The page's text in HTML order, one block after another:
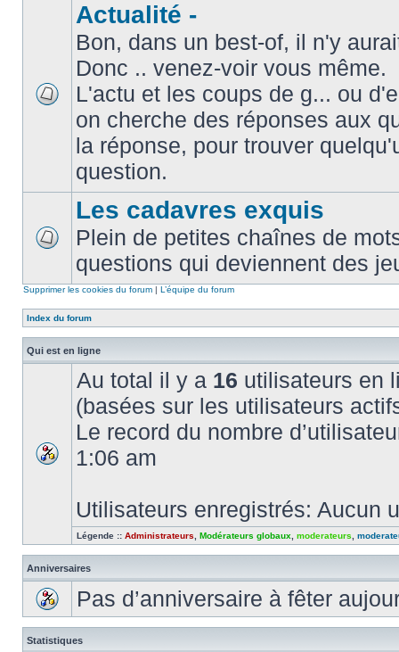
Actualité -
Bon, dans un best-of, il n'y
Donc .. venez-voir vous même.
L'actu et les coups de g... ou
on cherche des réponses aux
la réponse, pour trouver
question.
Les cadavres exquis
Plein de petites chaînes de
questions qui deviennent des
Supprimer les cookies du forum | L’équipe du forum
Index du forum
Qui est en ligne
Au total il y a 16 utilisateurs en
(basées sur les utilisateurs
Le record du nombre
1:06 am
Utilisateurs enregistrés: Aucun
Légende :: Administrateurs Modérateurs globaux moderateurs
Anniversaires
Pas d’anniversaire à fêter
Statistiques